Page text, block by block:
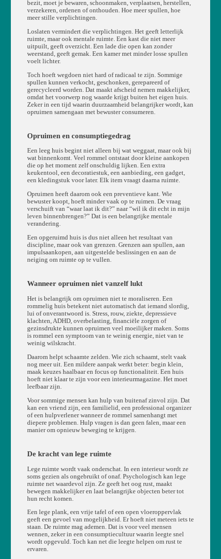
bezit, moet je bewaren, schoonmaken, verplaatsen, herstellen,
verzekeren, ordenen of onthouden. Hoe meer spullen, hoe
meer stille verplichtingen.
Loslaten vermindert die verplichtingen. Het geeft letterlijk
ruimte, maar ook mentale ruimte. Een kast die niet meer
uitpuilt, geeft overzicht. Een lade die open kan zonder
weerstand, geeft gemak. Een kamer met minder losse spullen
voelt lichter.
Toch hoeft wegdoen niet hard of radicaal te zijn. Sommige
spullen kunnen verkocht, geschonken, gerepareerd of
gerecycleerd worden. Dat maakt afscheid nemen makkelijker,
omdat het voorwerp nog waarde krijgt buiten het eigen huis.
Zeker in een tijd waarin duurzaamheid belangrijker wordt, kan
opruimen samengaan met bewuster consumeren.
Opruimen en consumptiegedrag
Een leeg huis begint niet alleen bij wat weggaat, maar ook bij
wat binnenkomt. Veel rommel ontstaat door kleine aankopen
die op het moment zelf onschuldig lijken. Een extra
keukentool, een decoratiestuk, een aanbieding, een gadget,
een kledingstuk voor later. Elk item vraagt daarna ruimte.
Opruimen heeft daarom ook een preventieve kant. Wie
bewuster koopt, hoeft minder vaak op te ruimen. De vraag
verschuift van “waar laat ik dit?” naar “wil ik dit echt in mijn
leven binnenbrengen?” Dat is een belangrijke mentale
verandering.
Een opgeruimd huis is dus niet alleen het resultaat van
discipline, maar ook van grenzen. Grenzen aan spullen, aan
impulsaankopen, aan uitgestelde beslissingen en aan de
neiging om ruimte op te vullen.
Wanneer opruimen niet vanzelf lukt
Het is belangrijk om opruimen niet te moraliseren. Een
rommelig huis betekent niet automatisch dat iemand slordig,
lui of onverantwoord is. Stress, rouw, ziekte, depressieve
klachten, ADHD, overbelasting, financiële zorgen of
gezinsdrukte kunnen opruimen veel moeilijker maken. Soms
is rommel een symptoom van te weinig energie, niet van te
weinig wilskracht.
Daarom helpt schaamte zelden. Wie zich schaamt, stelt vaak
nog meer uit. Een mildere aanpak werkt beter: begin klein,
maak keuzes haalbaar en focus op functionaliteit. Een huis
hoeft niet klaar te zijn voor een interieurmagazine. Het moet
leefbaar zijn.
Voor sommige mensen kan hulp van buitenaf zinvol zijn. Dat
kan een vriend zijn, een familielid, een professional organizer
of een hulpverlener wanneer de rommel samenhangt met
diepere problemen. Hulp vragen is dan geen falen, maar een
manier om opnieuw beweging te krijgen.
De kracht van lege ruimte
Lege ruimte wordt vaak onderschat. In een interieur wordt ze
soms gezien als ongebruikt of onaf. Psychologisch kan lege
ruimte net waardevol zijn. Ze geeft het oog rust, maakt
bewegen makkelijker en laat belangrijke objecten beter tot
hun recht komen.
Een lege plank, een vrije tafel of een open vloeroppervlak
geeft een gevoel van mogelijkheid. Er hoeft niet meteen iets te
staan. De ruimte mag ademen. Dat is voor veel mensen
wennen, zeker in een consumptiecultuur waarin leegte snel
wordt opgevuld. Toch kan net die leegte helpen om rust te
ervaren.